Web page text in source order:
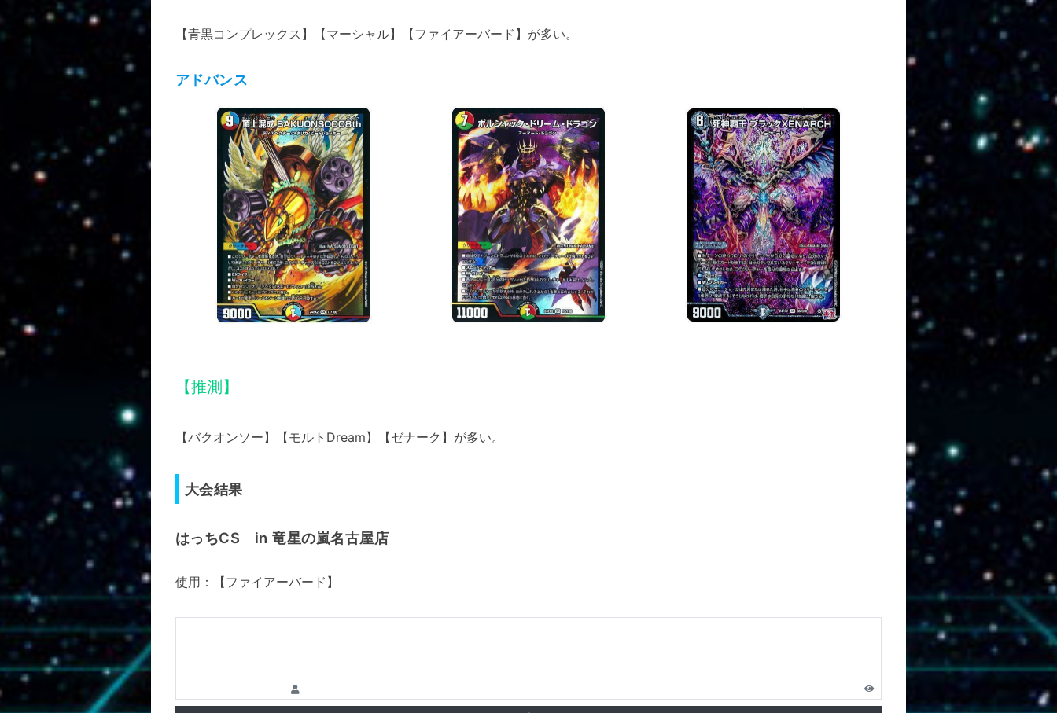
【青黒コンプレックス】【マーシャル】【ファイアーバード】が多い。
アドバンス
【推測】
【バクオンソー】【モルトDream】【ゼナーク】が多い。
大会結果
はっちCS in 竜星の嵐名古屋店
使用：【ファイアーバード】